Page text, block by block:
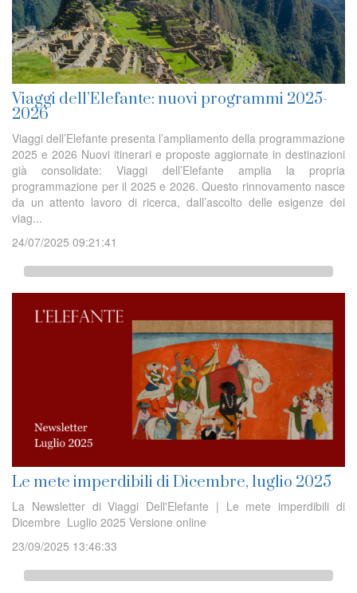
Viaggi dell’Elefante: nuovi programmi 2025-
2026
Viaggi dell’Elefante presenta l’ampliamento della programmazione
2025 e 2026 Nuovi itinerari e proposte aggiornate in destinazioni
già consolidate: Viaggi dell’Elefante amplia la propria
programmazione per il 2025 e 2026. Questo rinnovamento nasce
da un attento lavoro di ricerca, dall’ascolto delle esigenze dei
viag...
24/07/2025 09:21:41
Le mete imperdibili di Dicembre, luglio 2025
La Newsletter di Viaggi Dell'Elefante | Le mete imperdibili di
Dicembre Luglio 2025 Versione online
23/09/2025 13:46:33